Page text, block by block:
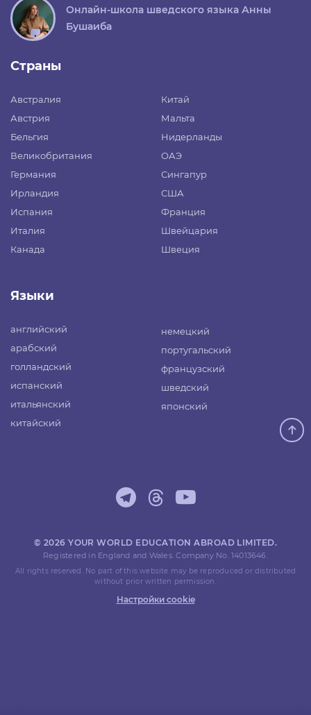
Онлайн-школа шведского языка Анны
Бушаиба
Страны
Австралия
Австрия
Бельгия
Великобритания
Германия
Ирландия
Испания
Италия
Канада
Китай
Мальта
Нидерланды
ОАЭ
Сингапур
США
Франция
Швейцария
Швеция
Языки
английский
арабский
голландский
испанский
итальянский
китайский
немецкий
португальский
французский
шведский
японский
© 2026 YOUR WORLD EDUCATION ABROAD LIMITED.
Registered in England and Wales. Company No. 14013646.
All rights reserved. No part of this website may be reproduced or distributed
without prior written permission.
Настройки cookie